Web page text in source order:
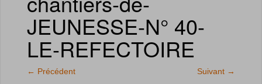
JEUNESSE-N° 40-
LE-REFECTOIRE
← Précédent Suivant →